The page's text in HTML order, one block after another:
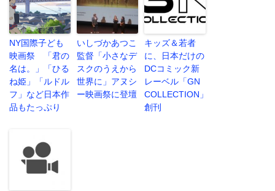
NY国際子ども
映画祭 「君の
名は。」「ひる
ね姫」「ルドル
フ」など日本作
品もたっぷり
いしづかあつこ
監督「小さなデ
スクのうえから
世界に」アヌシ
ー映画祭に登壇
キッズ＆若者
に、日本だけの
DCコミック新
レーベル「GN
COLLECTION」
創刊